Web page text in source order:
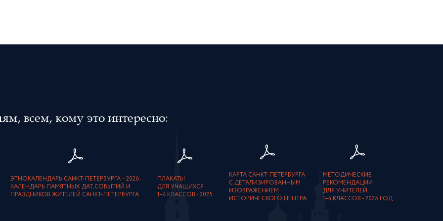
всем, кому это интересно:
ЭТНОКАЛЕНДАРЬ САНКТ-ПЕТЕРБУРГА – 2026.
КАЛЕНДАРЬ ПАМЯТНЫХ ДАТ, СОБЫТИЙ И
ПРАЗДНИКОВ ЖИТЕЛЕЙ САНКТ-ПЕТЕРБУРГА
ПЛАКАТЫ
ДЛЯ УЧАЩИХСЯ
1–4 КЛАССОВ - 2025
КАРТА САНКТ-ПЕТЕРБУРГА
С ДЕТАЛИЗИРОВАННЫМ
ИЗОБРАЖЕНИЕМ
ИСТОРИЧЕСКОГО ЦЕНТРА
МЕТОДИЧЕСКИЕ
РЕКОМЕНДАЦИИ
ДЛЯ УЧИТЕЛЕЙ
1–4 КЛАССОВ - 2025 ГОД